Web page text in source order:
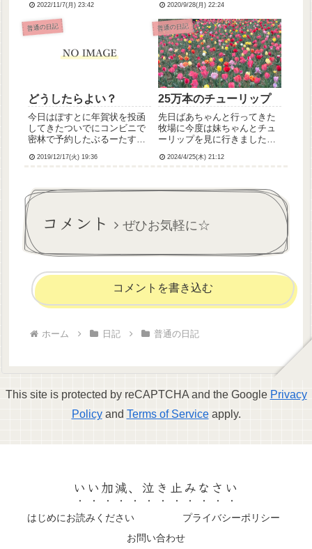
たしには可愛すぎた感が否め
ないかも(´°ω°｀)
2022/11/7(月) 23:42
えてたか？」とあたたかく迎
えてくれました。弟との連名
で包んだ香典も、しっかり受
け取ってもらえました。久し
ぶりに見た、遺影の父の顔。
最後...
2020/9/28(月) 22:24
普通の日記
どうしたらよい？
今日はぽすとに年賀状を投函
してきたついでにコンビニで
密林で予約したぶるーたすの
に、なのに！入金したあとに
ールがきたので急いでえいち
えむぶいでも予約注文したの
だが大...
2019/12/17(火) 19:36
普通の日記
25万本のチューリップ
先日ばあちゃんと行ってきた
牧場に今度は妹ちゃんとチュ
ーリップを見に行きました。
たちとのふれあいコーナーに
きたの図。モルモットってほ
すね。...
2024/4/25(木) 21:12
コメント ぜひお気軽に☆
コメントを書き込む
ホーム 日記 普通の日記
This site is protected by reCAPTCHA and the Google Privacy
Policyand Terms of Serviceapply.
いい加減、泣き止みなさい
はじめにお読みください
プライバシーポリシー
お問い合わせ